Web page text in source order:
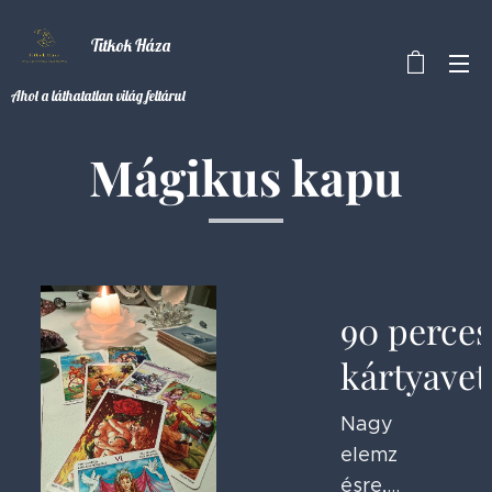
Titkok Háza
Ahol a láthatatlan világ feltárul
Mágikus kapu
90 perces
Nagy
elemz
ésre,